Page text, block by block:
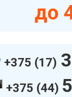
до
+375 (17)
+375 (44)